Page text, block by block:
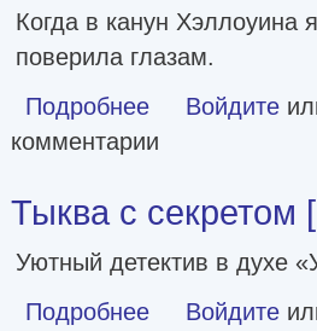
Когда в канун Хэллоуина
поверила глазам.
Подробнее о Хэллоуинская
Войдите
комментарии
Тыква с секретом
Уютный детектив в духе
Подробнее о Тыква с секретом [litres]
Войдите